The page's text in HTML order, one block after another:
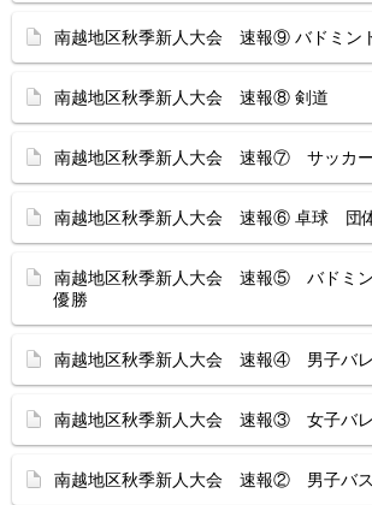
南越地区秋季新人大会 速報⑨ バドミ
南越地区秋季新人大会 速報⑧ 剣道
南越地区秋季新人大会 速報⑦ サッカー
南越地区秋季新人大会 速報⑥ 卓球 団
南越地区秋季新人大会 速報⑤ バドミ
優勝
南越地区秋季新人大会 速報④ 男子バ
南越地区秋季新人大会 速報③ 女子バ
南越地区秋季新人大会 速報② 男子バス